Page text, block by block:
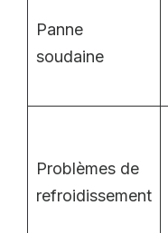
Panne
soudaine
Problèmes de
refroidissement